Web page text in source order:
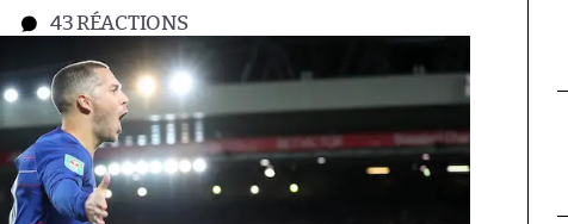
43RÉACTIONS